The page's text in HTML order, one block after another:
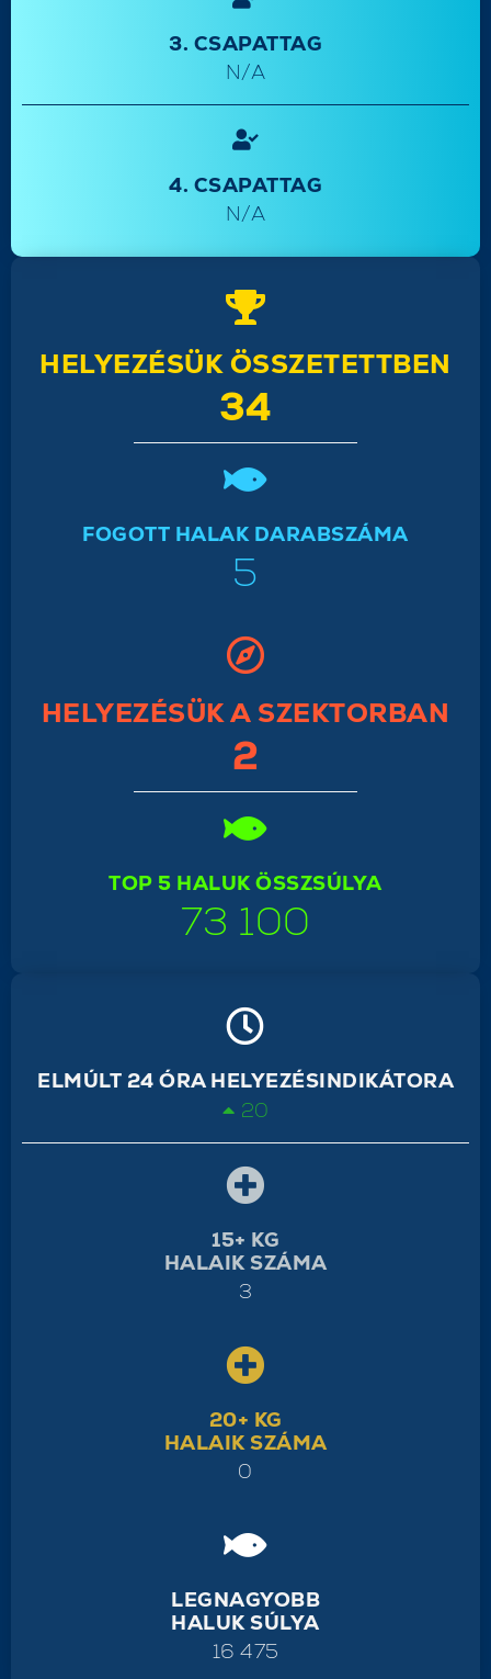
3. CSAPATTAG
N/A
4. CSAPATTAG
N/A
HELYEZÉSÜK ÖSSZETETTBEN
34
FOGOTT HALAK DARABSZÁMA
5
HELYEZÉSÜK A SZEKTORBAN
2
TOP 5 HALUK ÖSSZSÚLYA
73 100
ELMÚLT 24 ÓRA HELYEZÉSINDIKÁTORA
20
15+ KG
HALAIK SZÁMA
3
20+ KG
HALAIK SZÁMA
0
LEGNAGYOBB
HALUK SÚLYA
16 475